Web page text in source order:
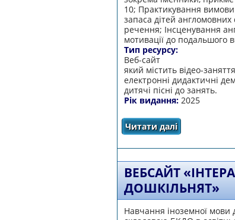
10; Практикування
запаса дітей англомовних
речення; Інсценування
мотивації до подальшого
Тип ресурсу:
Веб-сайт
який містить відео-заняття
електронні дидактичні
дитячі пісні до занять.
Рік видання: 2025
Читати даліпро
ВЕБСАЙТ
ДОШКІЛЬНЯТ»
Навчання іноземної мови